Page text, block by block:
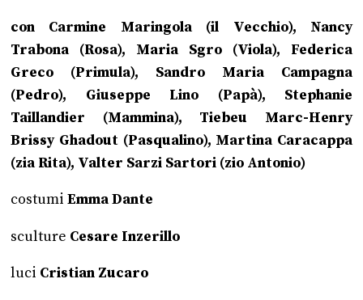
con Carmine Maringola (il Vecchio), Nancy
Trabona (Rosa), Maria Sgro (Viola), Federica
Greco (Primula), Sandro Maria Campagna
(Pedro), Giuseppe Lino (Papà), Stephanie
Taillandier (Mammina), Tiebeu Marc-Henry
Brissy Ghadout (Pasqualino), Martina Caracappa
(zia Rita), Valter Sarzi Sartori (zio Antonio)
costumi Emma Dante
sculture Cesare Inzerillo
luci Cristian Zucaro